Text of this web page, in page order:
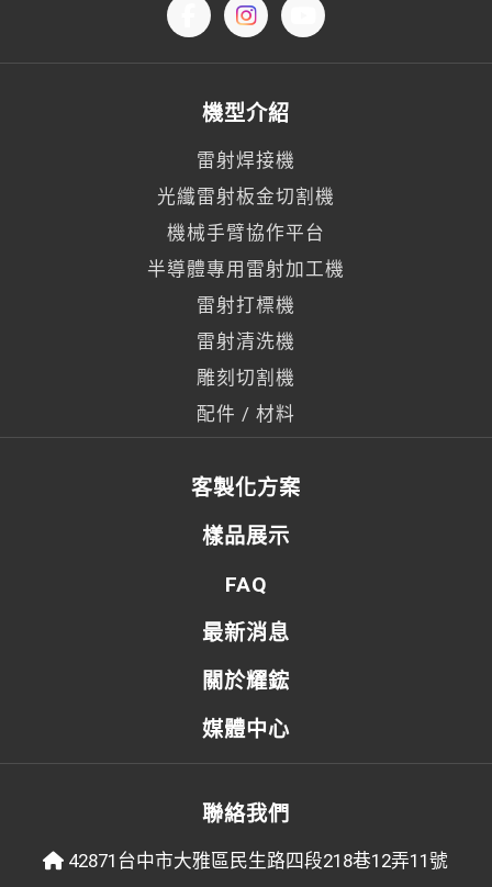
機型介紹
雷射焊接機
光纖雷射板金切割機
機械手臂協作平台
半導體專用雷射加工機
雷射打標機
雷射清洗機
雕刻切割機
配件 / 材料
客製化方案
樣品展示
FAQ
最新消息
關於耀鋐
媒體中心
聯絡我們
42871台中市大雅區民生路四段218巷12弄11號